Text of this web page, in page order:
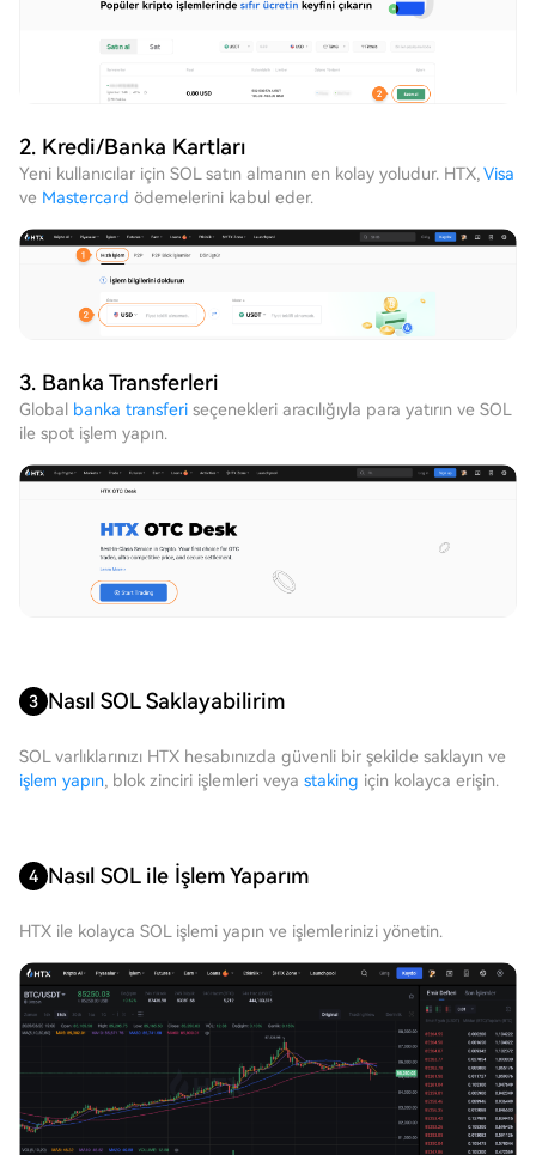
2. Kredi/Banka Kartları
Yeni kullanıcılar için SOL satın almanın en kolay yoludur. HTX, Visa
ve Mastercard ödemelerini kabul eder.
3. Banka Transferleri
Global banka transferi seçenekleri aracılığıyla para yatırın ve SOL
ile spot işlem yapın.
3 Nasıl SOL Saklayabilirim
SOL varlıklarınızı HTX hesabınızda güvenli bir şekilde saklayın ve
işlem yapın, blok zinciri işlemleri veya staking için kolayca erişin.
4 Nasıl SOL ile İşlem Yaparım
HTX ile kolayca SOL işlemi yapın ve işlemlerinizi yönetin.